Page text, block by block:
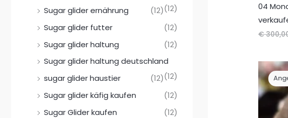
(12)
Sugar glider ernährung
(12)
Sugar glider futter
(12)
Sugar glider haltung
(12)
Sugar glider haltung deutschland
(12)
sugar glider haustier
(12)
Sugar glider käfig kaufen
(12)
Sugar Glider kaufen
(12)
04
€